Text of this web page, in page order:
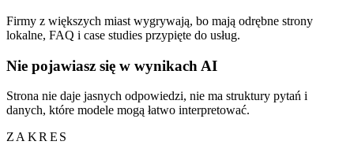
Firmy z większych miast wygrywają, bo mają odrębne strony
lokalne, FAQ i case studies przypięte do usług.
Nie pojawiasz się w wynikach AI
Strona nie daje jasnych odpowiedzi, nie ma struktury pytań i
danych, które modele mogą łatwo interpretować.
ZAKRES